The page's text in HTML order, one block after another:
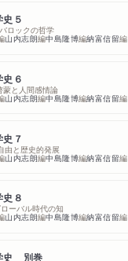
５
ックの哲学
山内志朗編中島隆博編納富信留編
６
と人間感情論
山内志朗編中島隆博編納富信留編
７
と歴史的発展
山内志朗編中島隆博編納富信留編
８
ーバル時代の知
山内志朗編中島隆博編納富信留編
史 別巻